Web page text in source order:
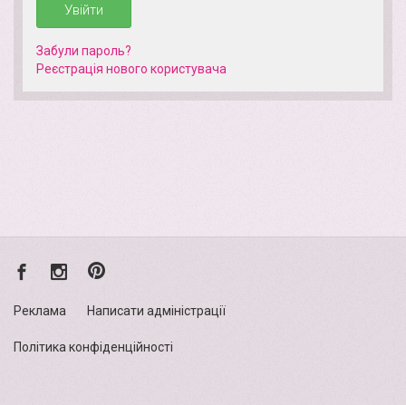
Увійти
Забули пароль?
Реєстрація нового кориcтувача
Реклама Написати адміністрації
Політика конфіденційності